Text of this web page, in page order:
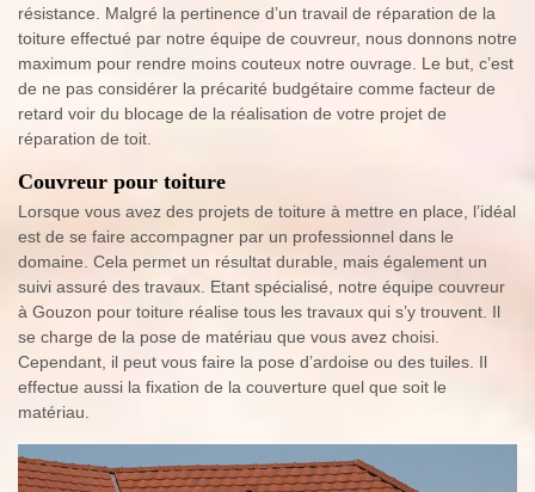
résistance. Malgré la pertinence d’un travail de réparation de la
toiture effectué par notre équipe de couvreur, nous donnons notre
maximum pour rendre moins couteux notre ouvrage. Le but, c’est
de ne pas considérer la précarité budgétaire comme facteur de
retard voir du blocage de la réalisation de votre projet de
réparation de toit.
Couvreur pour toiture
Lorsque vous avez des projets de toiture à mettre en place, l’idéal
est de se faire accompagner par un professionnel dans le
domaine. Cela permet un résultat durable, mais également un
suivi assuré des travaux. Etant spécialisé, notre équipe couvreur
à Gouzon pour toiture réalise tous les travaux qui s’y trouvent. Il
se charge de la pose de matériau que vous avez choisi.
Cependant, il peut vous faire la pose d’ardoise ou des tuiles. Il
effectue aussi la fixation de la couverture quel que soit le
matériau.